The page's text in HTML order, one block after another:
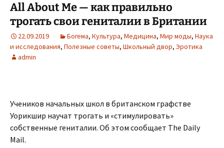
All About Me — как правильно
трогать свои гениталии в Британии
22.09.2019 Богема, Культура, Медицина, Мир моды, Наука
и исследования, Полезные советы, Школьный двор, Эротика
admin
Учеников начальных школ в британском графстве
Уорикшир научат трогать и «стимулировать»
собственные гениталии. Об этом сообщает The Daily
Mail.